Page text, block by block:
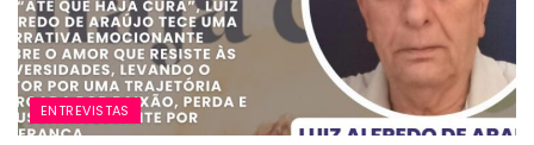
ENTREVISTAS